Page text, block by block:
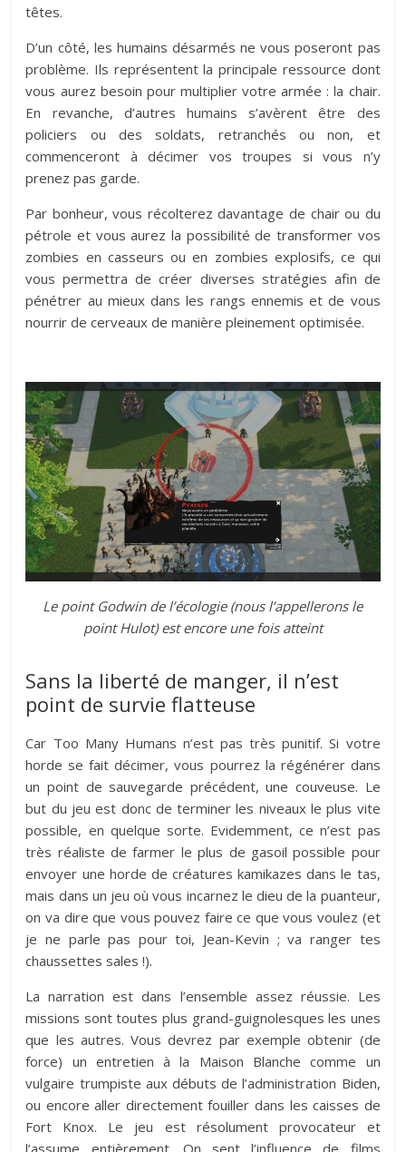
têtes.
D’un côté, les humains désarmés ne vous poseront pas
problème. Ils représentent la principale ressource dont
vous aurez besoin pour multiplier votre armée : la chair.
En revanche, d’autres humains s’avèrent être des
policiers ou des soldats, retranchés ou non, et
commenceront à décimer vos troupes si vous n’y
prenez pas garde.
Par bonheur, vous récolterez davantage de chair ou du
pétrole et vous aurez la possibilité de transformer vos
zombies en casseurs ou en zombies explosifs, ce qui
vous permettra de créer diverses stratégies afin de
pénétrer au mieux dans les rangs ennemis et de vous
nourrir de cerveaux de manière pleinement optimisée.
Le point Godwin de l’écologie (nous l’appellerons le
point Hulot) est encore une fois atteint
Sans la liberté de manger, il n’est
point de survie flatteuse
Car Too Many Humans n’est pas très punitif. Si votre
horde se fait décimer, vous pourrez la régénérer dans
un point de sauvegarde précédent, une couveuse. Le
but du jeu est donc de terminer les niveaux le plus vite
possible, en quelque sorte. Evidemment, ce n’est pas
très réaliste de farmer le plus de gasoil possible pour
envoyer une horde de créatures kamikazes dans le tas,
mais dans un jeu où vous incarnez le dieu de la puanteur,
on va dire que vous pouvez faire ce que vous voulez (et
je ne parle pas pour toi, Jean-Kevin ; va ranger tes
chaussettes sales !).
La narration est dans l’ensemble assez réussie. Les
missions sont toutes plus grand-guignolesques les unes
que les autres. Vous devrez par exemple obtenir (de
force) un entretien à la Maison Blanche comme un
vulgaire trumpiste aux débuts de l’administration Biden,
ou encore aller directement fouiller dans les caisses de
Fort Knox. Le jeu est résolument provocateur et
l’assume entièrement. On sent l’influence de films